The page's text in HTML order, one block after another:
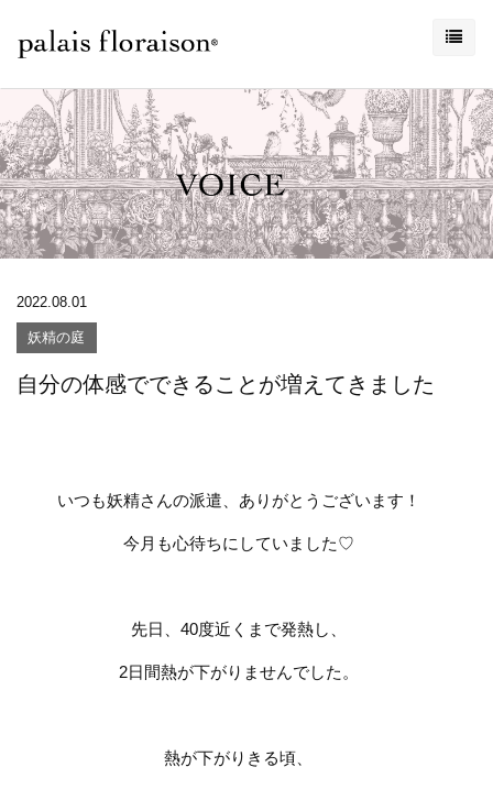
2022.08.01
妖精の庭
自分の体感でできることが増えてきました
いつも妖精さんの派遣、ありがとうございます！
今月も心待ちにしていました♡
先日、 40度近くまで発熱し、
2日間熱が下がりませんでした。
熱が下がりきる頃、